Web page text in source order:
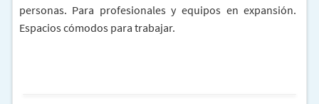
personas. Para profesionales y equipos en expansión.
Espacios cómodos para trabajar.